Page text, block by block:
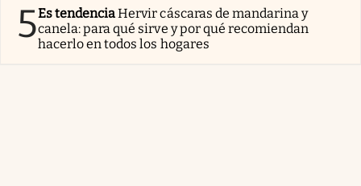
5Es tendenciaHervir cáscaras de mandarina y
canela: para qué sirve y por qué recomiendan
hacerlo en todos los hogares